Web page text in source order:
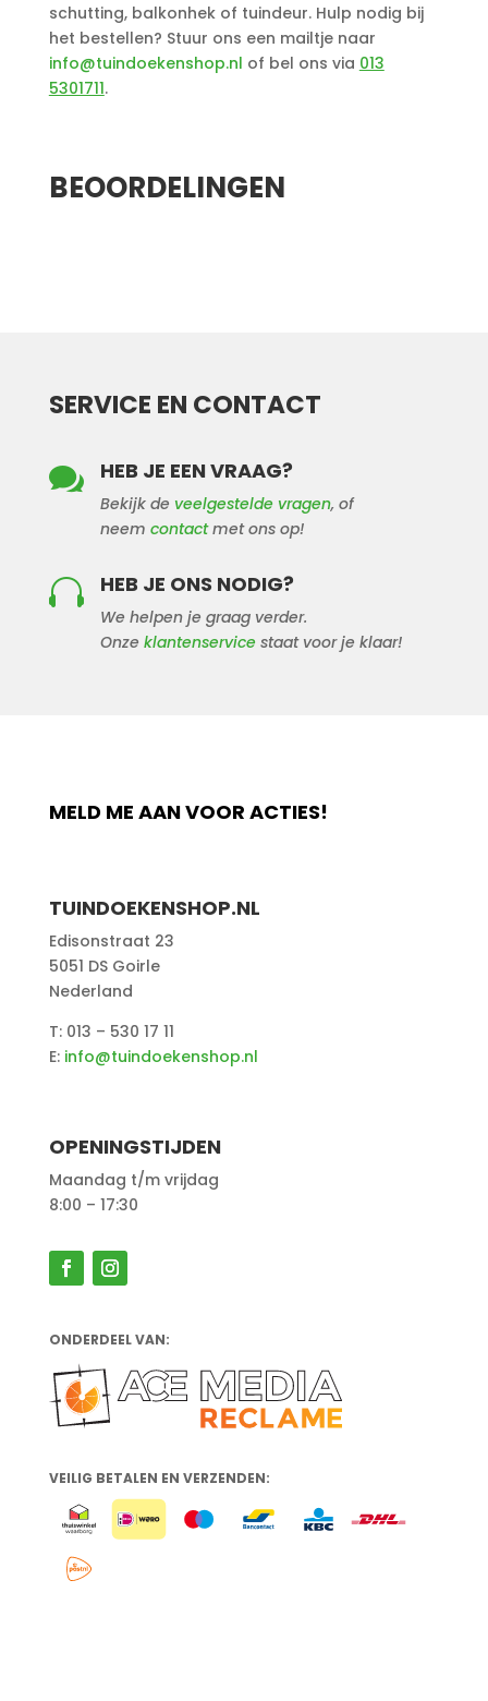
schutting, balkonhek of tuindeur. Hulp nodig bij
het bestellen? Stuur ons een mailtje naar
info@tuindoekenshop.nl of bel ons via 013
5301711.
BEOORDELINGEN
SERVICE EN CONTACT
 HEB JE EEN VRAAG?
Bekijk de veelgestelde vragen, of
neem contact met ons op!
 HEB JE ONS NODIG?
We helpen je graag verder.
Onze klantenservice staat voor je klaar!
MELD ME AAN VOOR ACTIES!
TUINDOEKENSHOP.NL
Edisonstraat 23
5051 DS Goirle
Nederland
T: 013 – 530 17 11
E: info@tuindoekenshop.nl
OPENINGSTIJDEN
Maandag t/m vrijdag
8:00 – 17:30
ONDERDEEL VAN:
VEILIG BETALEN EN VERZENDEN: